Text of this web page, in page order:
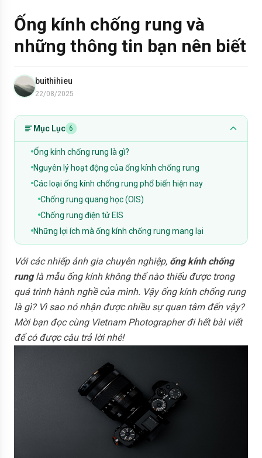
Ống kính chống rung và
những thông tin bạn nên biết
buithihieu
22/08/2025
Mục Lục 6
Ống kính chống rung là gì?
Nguyên lý hoạt động của ống kính chống rung
Các loại ống kính chống rung phổ biến hiện nay
Chống rung quang học (OIS)
Chống rung điện tử EIS
Những lợi ích mà ống kính chống rung mang lại
Với các nhiếp ảnh gia chuyên nghiệp, ống kính chống
runglà mẫu ống kính không thể nào thiếu được trong
quá trình hành nghề của mình. Vậy ống kính chống rung
là gì? Vì sao nó nhận được nhiều sự quan tâm đến vậy?
Mời bạn đọc cùng Vietnam Photographer đi hết bài viết
để có được câu trả lời nhé!